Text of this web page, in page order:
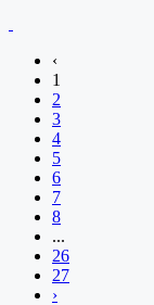
‹
1
2
3
4
5
6
7
8
...
26
27
›